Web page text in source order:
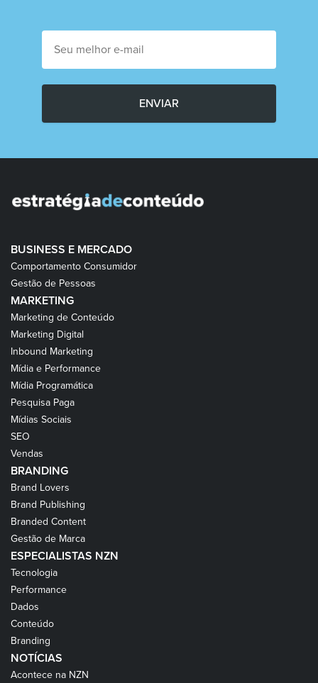
ENVIAR
BUSINESS E MERCADO
Comportamento Consumidor
Gestão de Pessoas
MARKETING
Marketing de Conteúdo
Marketing Digital
Inbound Marketing
Mídia e Performance
Mídia Programática
Pesquisa Paga
Mídias Sociais
SEO
Vendas
BRANDING
Brand Lovers
Brand Publishing
Branded Content
Gestão de Marca
ESPECIALISTAS NZN
Tecnologia
Performance
Dados
Conteúdo
Branding
NOTÍCIAS
Acontece na NZN